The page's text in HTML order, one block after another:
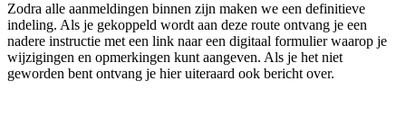
Zodra alle aanmeldingen binnen zijn maken we een definitieve
indeling. Als je gekoppeld wordt aan deze route ontvang je een
nadere instructie met een link naar een digitaal formulier waarop je
wijzigingen en opmerkingen kunt aangeven. Als je het niet
geworden bent ontvang je hier uiteraard ook bericht over.